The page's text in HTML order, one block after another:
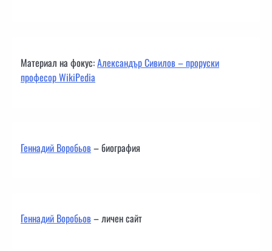
Материал на фокус:Александър Сивилов – проруски
професор WikiPedia
Геннадий Воробьов– биография
Геннадий Воробьов– личен сайт